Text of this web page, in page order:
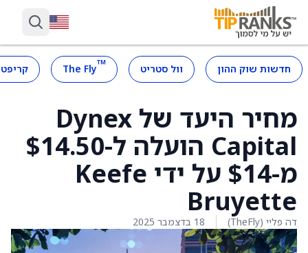
חדשות שוק ההון וול סטריט ™
The Fly
מחיר היעד של Dynex
Capital הועלה ל-$14.50
מ-$14 על ידי Keefe
Bruyette
דה פליי (TheFly) 18 בדצמבר 2025